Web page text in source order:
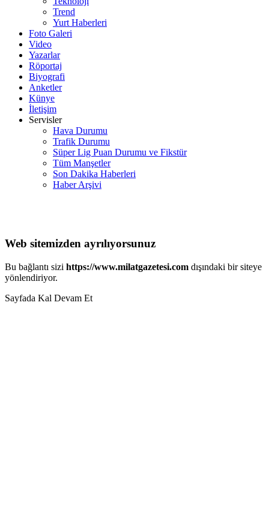
Trend
Yurt Haberleri
Foto Galeri
Video
Yazarlar
Röportaj
Biyografi
Anketler
Künye
İletişim
Servisler
Hava Durumu
Trafik Durumu
Süper Lig Puan Durumu ve Fikstür
Tüm Manşetler
Son Dakika Haberleri
Haber Arşivi
Web sitemizden ayrılıyorsunuz
Bu bağlantı sizi https://www.milatgazetesi.com dışındaki bir siteye
yönlendiriyor.
Sayfada Kal Devam Et